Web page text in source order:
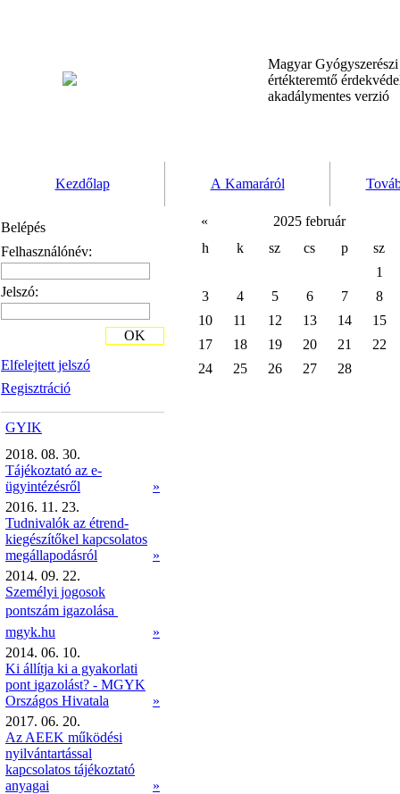
Magyar
értékteremtő
akadálymentes verzió
Kezdőlap A Kamaráról
Belépés
Felhasználónév:
Jelszó:
Elfelejtett jelszó
Regisztráció
OK
GYIK
2018. 08. 30.
Tájékoztató az e-
ügyintézésről
»
2016. 11. 23.
Tudnivalók az étrend-
kiegészítőkel kapcsolatos
megállapodásról
»
2014. 09. 22.
Személyi jogosok
pontszám igazolása 
mgyk.hu
»
2014. 06. 10.
Ki állítja ki a gyakorlati
pont igazolást? - MGYK
Országos Hivatala
»
2017. 06. 20.
Az AEEK működési
nyilvántartással
kapcsolatos tájékoztató
anyagai
»
«
2025 február
h
k sz cs p
sz
1
3
4 5 6 7
8
10
11 12 13 14
15
17
18 19 20 21
22
24
25 26 27 28